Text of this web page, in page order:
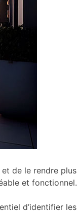
de le rendre
et fonctionnel.
d’identifier